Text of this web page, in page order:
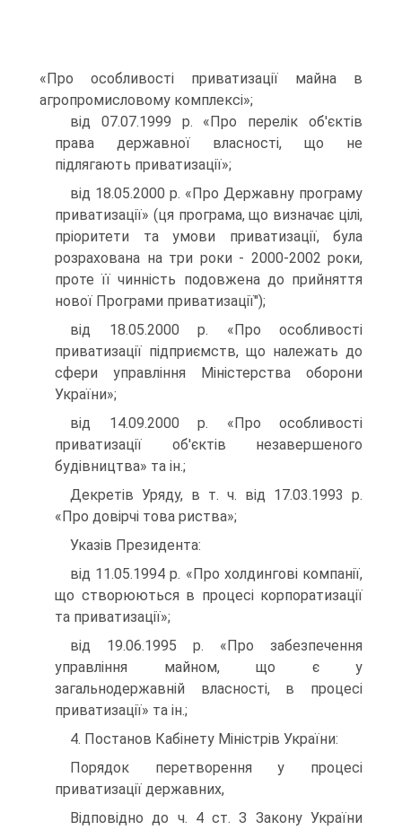
«Про особливості приватизації майна в
агропромисловому комплексі»;
від 07.07.1999 р. «Про перелік об'єктів
права державної власності, що не
підлягають приватизації»;
від 18.05.2000 р. «Про Державну програму
приватизації» (ця програма, що визначає цілі,
пріоритети та умови приватизації, була
розрахована на три роки - 2000-2002 роки,
проте її чинність подовжена до прийняття
нової Програми приватизації");
від 18.05.2000 р. «Про особливості
приватизації підприємств, що належать до
сфери управління Міністерства оборони
України»;
від 14.09.2000 р. «Про особливості
приватизації об'єктів незавершеного
будівництва» та ін.;
Декретів Уряду, в т. ч. від 17.03.1993 р.
«Про довірчі това риства»;
Указів Президента:
від 11.05.1994 р. «Про холдингові компанії,
що створюються в процесі корпоратизації
та приватизації»;
від 19.06.1995 р. «Про забезпечення
управління майном, що є у
загальнодержавній власності, в процесі
приватизації» та ін.;
4. Постанов Кабінету Міністрів України:
Порядок перетворення у процесі
приватизації державних,
Відповідно до ч. 4 ст. З Закону України